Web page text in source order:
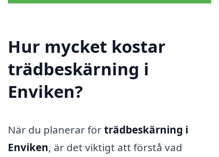
Hur mycket kostar
trädbeskärning i
Enviken?
När du planerar förträdbeskärning i
Enviken, är det viktigt att förstå vad